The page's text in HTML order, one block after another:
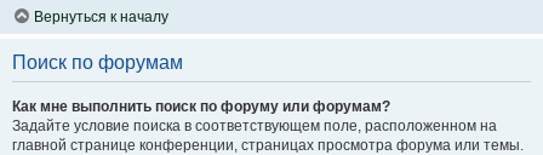
Вернуться к началу
Поиск по форумам
Как мне выполнить поиск по форуму или форумам?
Задайте условие поиска в соответствующем поле, расположенном на
главной странице конференции, страницах просмотра форума или темы.